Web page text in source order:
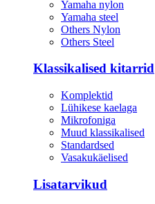
Yamaha nylon
Yamaha steel
Others Nylon
Others Steel
Klassikalised kitarrid
Komplektid
Lühikese kaelaga
Mikrofoniga
Muud klassikalised
Standardsed
Vasakukäelised
Lisatarvikud